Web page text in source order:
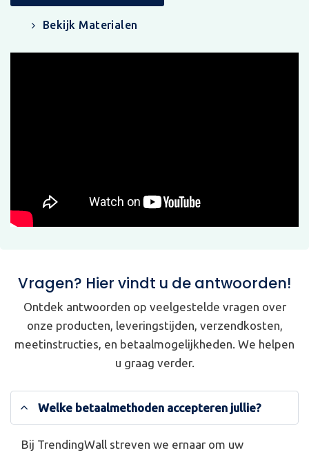
Bekijk Materialen
Vragen? Hier vindt u de antwoorden!
Ontdek antwoorden op veelgestelde vragen over
onze producten, leveringstijden, verzendkosten,
meetinstructies, en betaalmogelijkheden. We helpen
u graag verder.
Welke betaalmethoden accepteren jullie?
Bij TrendingWall streven we ernaar om uw